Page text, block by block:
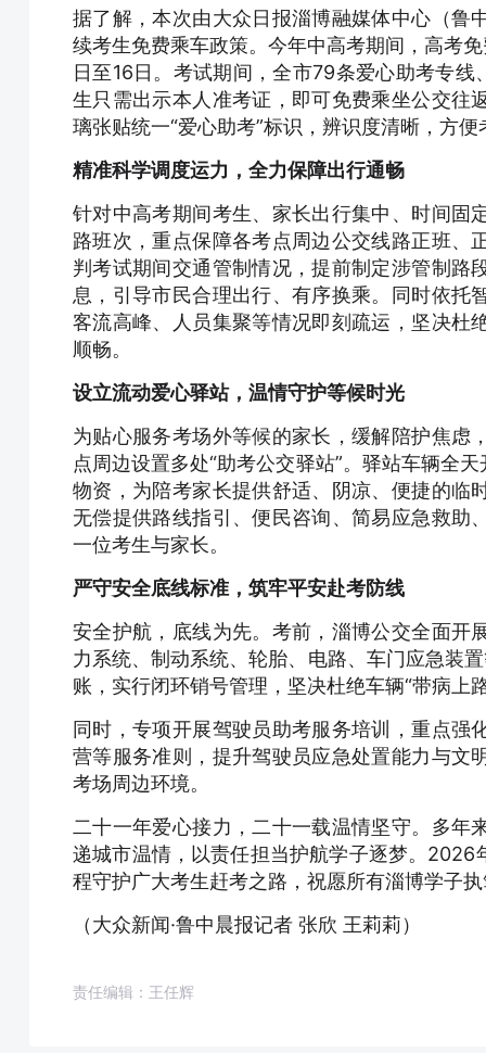
据了解，本次由大众日报淄博融媒体中心（鲁
续考生免费乘车政策。今年中高考期间，高考
日至16日。考试期间，全市79条爱心助考专
生只需出示本人准考证，即可免费乘坐公交往
璃张贴统一“爱心助考”标识，辨识度清晰，方
精准科学调度运力，全力保障出行通畅
针对中高考期间考生、家长出行集中、时间固
路班次，重点保障各考点周边公交线路正班、
判考试期间交通管制情况，提前制定涉管制路
息，引导市民合理出行、有序换乘。同时依托
客流高峰、人员集聚等情况即刻疏运，坚决杜
顺畅。
设立流动爱心驿站，温情守护等候时光
为贴心服务考场外等候的家长，缓解陪护焦虑
点周边设置多处“助考公交驿站”。驿站车辆全
物资，为陪考家长提供舒适、阴凉、便捷的临
无偿提供路线指引、便民咨询、简易应急救助
一位考生与家长。
严守安全底线标准，筑牢平安赴考防线
安全护航，底线为先。考前，淄博公交全面开
力系统、制动系统、轮胎、电路、车门应急装
账，实行闭环销号管理，坚决杜绝车辆“带病上
同时，专项开展驾驶员助考服务培训，重点
营等服务准则，提升驾驶员应急处置能力与文
考场周边环境。
二十一年爱心接力，二十一载温情坚守。多年
递城市温情，以责任担当护航学子逐梦。
程守护广大考生赶考之路，祝愿所有淄博学子
（大众新闻·鲁中晨报记者 张欣 王莉莉）
责任编辑：王任辉